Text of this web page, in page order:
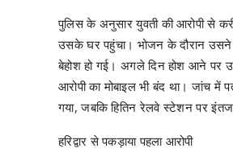
पुलिस के अनुसार युवती की आरोपी से
उसके घर पहुंचा। भोजन के दौरान उसने
बेहोश हो गई। अगले दिन होश आने पर
आरोपी का मोबाइल भी बंद था। जांच में
गया, जबकि हितिन रेलवे स्टेशन पर
हरिद्वार से पकड़ाया पहला आरोपी